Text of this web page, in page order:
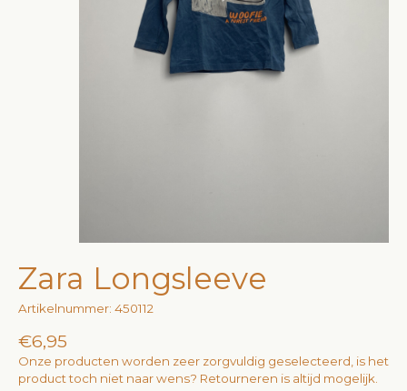
Zara Longsleeve
Artikelnummer: 450112
€6,95
Onze producten worden zeer zorgvuldig geselecteerd, is het
product toch niet naar wens? Retourneren is altijd mogelijk.